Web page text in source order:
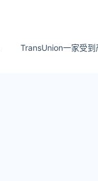
TransUnion一家受到